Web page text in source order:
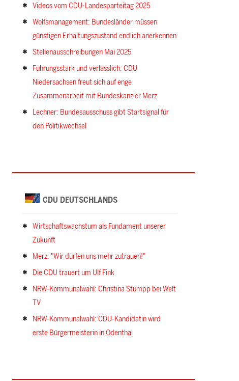
Videos vom CDU-Landesparteitag 2025
Wolfsmanagement: Bundesländer müssen
günstigen Erhaltungszustand endlich anerkennen
Stellenausschreibungen Mai 2025
Führungsstark und verlässlich: CDU
Niedersachsen freut sich auf enge
Zusammenarbeit mit Bundeskanzler Merz
Lechner: Bundesausschuss gibt Startsignal für
den Politikwechsel
CDU DEUTSCHLANDS
Wirtschaftswachstum als Fundament unserer
Zukunft
Merz: "Wir dürfen uns mehr zutrauen!"
Die CDU trauert um Ulf Fink
NRW-Kommunalwahl: Christina Stumpp bei Welt
TV
NRW-Kommunalwahl: CDU-Kandidatin wird
erste Bürgermeisterin in Odenthal